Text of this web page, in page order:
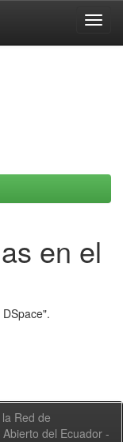
en el
Red de
del Ecuador -